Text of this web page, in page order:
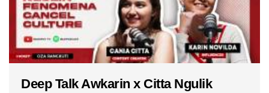
Deep Talk Awkarin x Citta Ngulik